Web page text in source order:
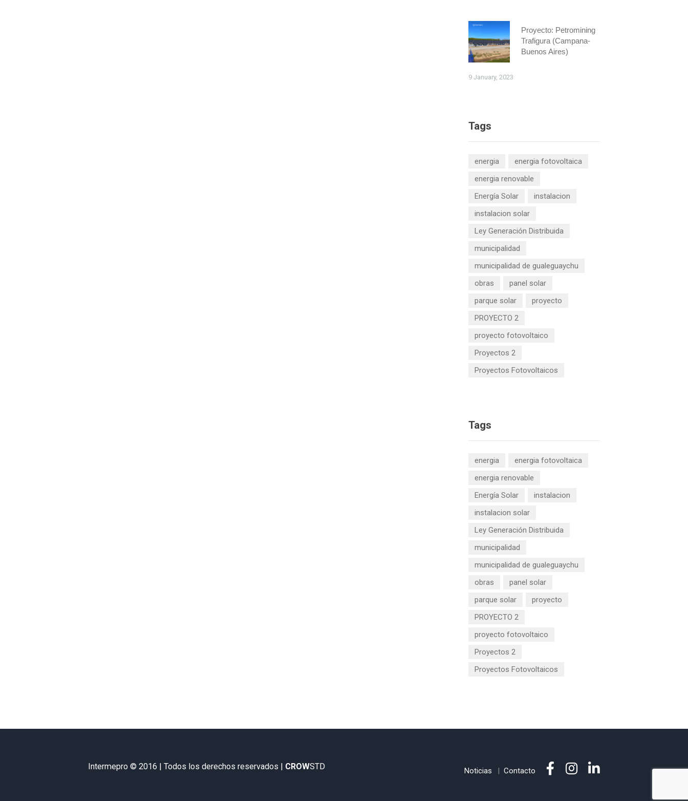
Proyecto: Petromining
Trafigura (Campana-
Buenos Aires)
9 January, 2023
Tags
energia
energia fotovoltaica
energia renovable
Energía Solar
instalacion
instalacion solar
Ley Generación Distribuida
municipalidad
municipalidad de gualeguaychu
obras
panel solar
parque solar
proyecto
PROYECTO 2
proyecto fotovoltaico
Proyectos 2
Proyectos Fotovoltaicos
Tags
energia
energia fotovoltaica
energia renovable
Energía Solar
instalacion
instalacion solar
Ley Generación Distribuida
municipalidad
municipalidad de gualeguaychu
obras
panel solar
parque solar
proyecto
PROYECTO 2
proyecto fotovoltaico
Proyectos 2
Proyectos Fotovoltaicos
Noticias Contacto
Intermepro © 2016 | Todos los derechos reservados | CROWSTD